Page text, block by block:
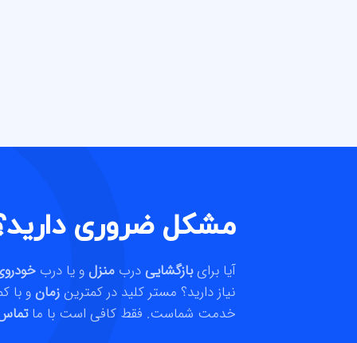
مشکل ضروری
آیا برایبازگشاییدرب منزلو یا درب
نیاز دارید؟ مستر کلید در کمترینزمانو با
خدمت شماست. فقط کافی است با ما